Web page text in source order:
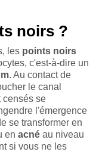
noirs ?
les points noirs
c'est-à-dire un
. Au contact de
le canal
censés se
l'émergence
se transformer en
en acné au niveau
si vous ne les